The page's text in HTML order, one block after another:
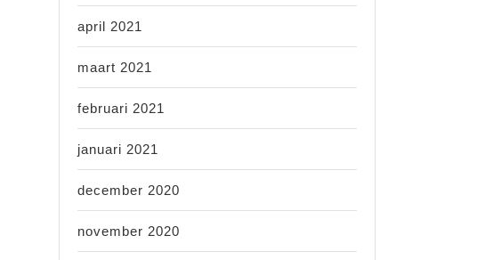
april 2021
maart 2021
februari 2021
januari 2021
december 2020
november 2020